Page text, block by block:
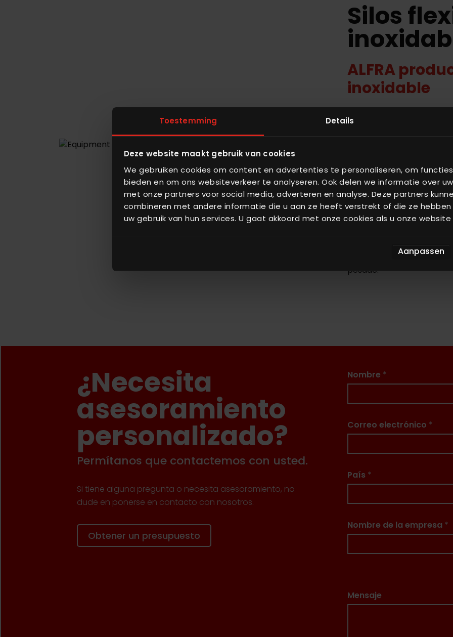
Toestemming Details
Deze website maakt gebruik van cookies
We gebruiken cookies om content en advertenties te personaliseren, om
bieden en om ons websiteverkeer te analyseren. Ook delen we informatie over
met onze partners voor social media, adverteren en analyse. Deze partners
combineren met andere informatie die u aan ze heeft verstrekt of die ze hebben
uw gebruik van hun services. U gaat akkoord met onze cookies als u onze
Aanpassen
Silos
ALFRA
inoxidable
Ofrecemos una amplia
acero inoxidable 304 y
necesidades del cliente.
fuertes y de material de
resistentes a diversas
mecánicos. Nuestros
cumplen con los más
durabilidad del producto
Contamos con una
acero inoxidable. Los
características
pesado.
¿Necesita
asesoramiento
personalizado?
Permítanos que contactemos con usted.
Si tiene alguna pregunta o necesita asesoramiento, no
dude en ponerse en contacto con nosotros.
Obtener un presupuesto
Nombre *
Correo electrónico *
País *
Nombre de la empresa *
Mensaje